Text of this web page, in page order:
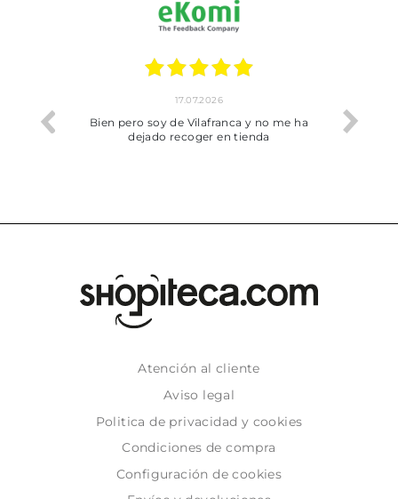
17.07.2026
Bien pero soy de Vilafranca y no me ha
dejado recoger en tienda
Atención al cliente
Aviso legal
Politica de privacidad y cookies
Condiciones de compra
Configuración de cookies